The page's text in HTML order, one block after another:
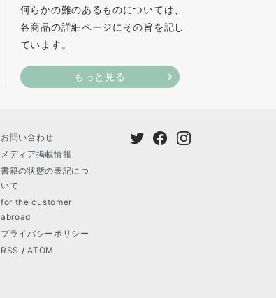
何らかの難のあるものについては、
各商品の詳細ページにその旨を記し
ています。
もっと見る
お問い合わせ
メディア掲載情報
書籍の状態の表記につ
いて
for the customer
abroad
プライバシーポリシー
RSS /ATOM